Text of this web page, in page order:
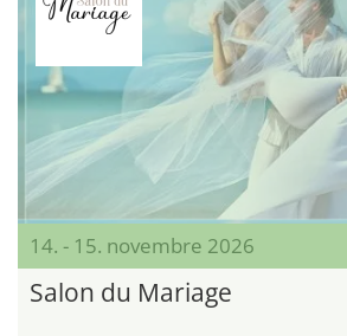
14. - 15. novembre 2026
Salon du Mariage